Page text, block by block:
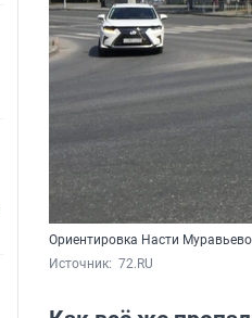
Ориентировка Насти
Источник: 72.RU